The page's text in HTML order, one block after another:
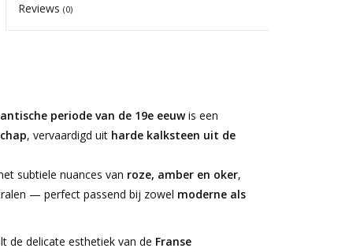
Reviews(0)
periode van de 19e eeuwis een
, vervaardigd uit harde kalksteen uit de
subtiele nuances van roze, amber en oker,
— perfect passend bij zowel moderne als
de delicate esthetiek van de Franse